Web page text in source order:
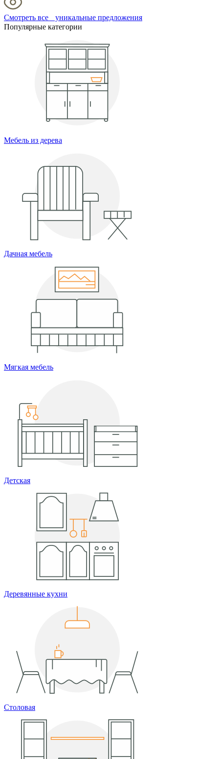
Смотреть все уникальные предложения
Популярные категории
Мебель из дерева
Дачная мебель
Мягкая мебель
Детская
Деревянные кухни
Столовая